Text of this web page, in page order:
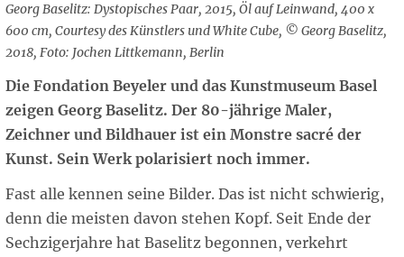
Georg Baselitz: Dystopisches Paar, 2015, Öl auf Leinwand, 400 x
600 cm, Courtesy des Künstlers und White Cube, © Georg Baselitz,
2018, Foto: Jochen Littkemann, Berlin
Die Fondation Beyeler und das Kunstmuseum Basel
zeigen Georg Baselitz. Der 80-jährige Maler,
Zeichner und Bildhauer ist ein Monstre sacré der
Kunst. Sein Werk polarisiert noch immer.
Fast alle kennen seine Bilder. Das ist nicht schwierig,
denn die meisten davon stehen Kopf. Seit Ende der
Sechzigerjahre hat Baselitz begonnen, verkehrt